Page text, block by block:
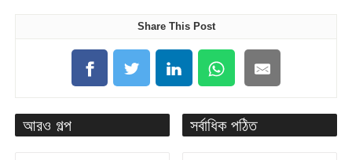
Share This Post
আরও গল্প সর্বাধিক পঠিত